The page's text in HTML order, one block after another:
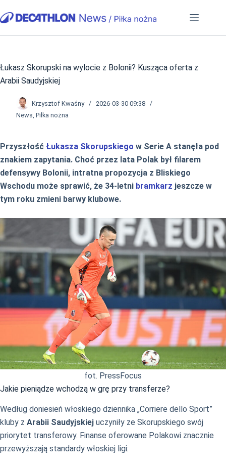
do
Łukasz Skorupski na wylocie z Bolonii? Kusząca oferta z
Arabii Saudyjskiej
Krzysztof Kwaśny
2026-03-30 09:38
News, Piłka nożna
Przyszłość Łukasza Skorupskiego w Serie A stanęła pod
znakiem zapytania. Choć przez lata Polak był filarem
defensywy Bolonii, intratna propozycja z Bliskiego
Wschodu może sprawić, że 34-letni bramkarz jeszcze w
tym roku zmieni barwy klubowe.
fot. PressFocus
Jakie pieniądze wchodzą w grę przy transferze?
Według doniesień włoskiego dziennika „Corriere dello Sport”
kluby z Arabii Saudyjskiej uczyniły ze Skorupskiego swój
priorytet transferowy. Finanse oferowane Polakowi znacznie
przewyższają standardy włoskiej ligi: